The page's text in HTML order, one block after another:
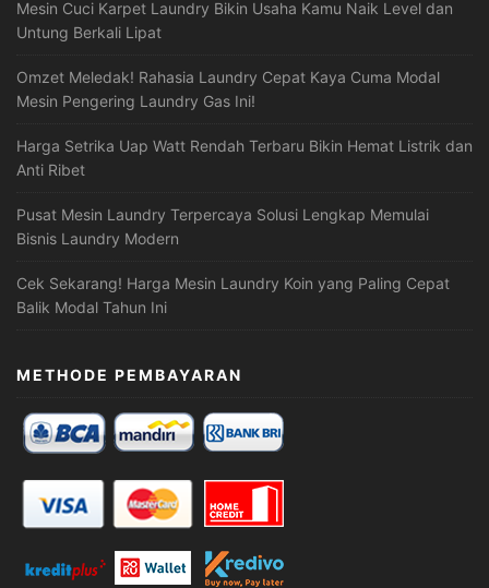
Mesin Cuci Karpet Laundry Bikin Usaha Kamu Naik Level dan
Untung Berkali Lipat
Omzet Meledak! Rahasia Laundry Cepat Kaya Cuma Modal
Mesin Pengering Laundry Gas Ini!
Harga Setrika Uap Watt Rendah Terbaru Bikin Hemat Listrik dan
Anti Ribet
Pusat Mesin Laundry Terpercaya Solusi Lengkap Memulai
Bisnis Laundry Modern
Cek Sekarang! Harga Mesin Laundry Koin yang Paling Cepat
Balik Modal Tahun Ini
METHODE PEMBAYARAN